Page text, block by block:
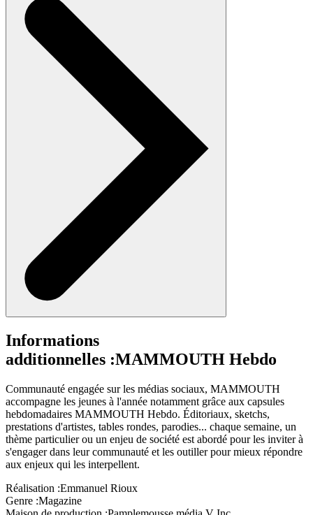
Informations
additionnelles :MAMMOUTH Hebdo
Communauté engagée sur les médias sociaux, MAMMOUTH
accompagne les jeunes à l'année notamment grâce aux capsules
hebdomadaires MAMMOUTH Hebdo. Éditoriaux, sketchs,
prestations d'artistes, tables rondes, parodies... chaque semaine, un
thème particulier ou un enjeu de société est abordé pour les inviter à
s'engager dans leur communauté et les outiller pour mieux répondre
aux enjeux qui les interpellent.
Réalisation :Emmanuel Rioux
Genre :Magazine